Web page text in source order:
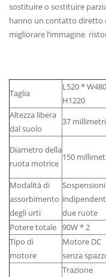
sostituire o sostituire
hanno un contatto diretto
migliorare l’immagine
Taglia
L520 *
H1220
Altezza libera
dal suolo
37 millimetri
Diametro della
ruota motrice
150
Modalità di
assorbimento
degli urti
Sospensioni
due ruote
Potere totale 90W * 2
Tipo di
motore
Motore DC
senza
Trazione